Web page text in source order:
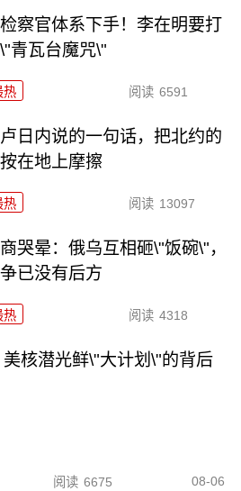
察官体系下手！李在明要打
青瓦台魔咒\"
热 阅读 6591
日内说的一句话，把北约的
在地上摩擦
热 阅读 13097
哭晕：俄乌互相砸\"饭碗\"，
已没有后方
热 阅读 4318
核潜光鲜\"大计划\"的背后
阅读 6675 08-06